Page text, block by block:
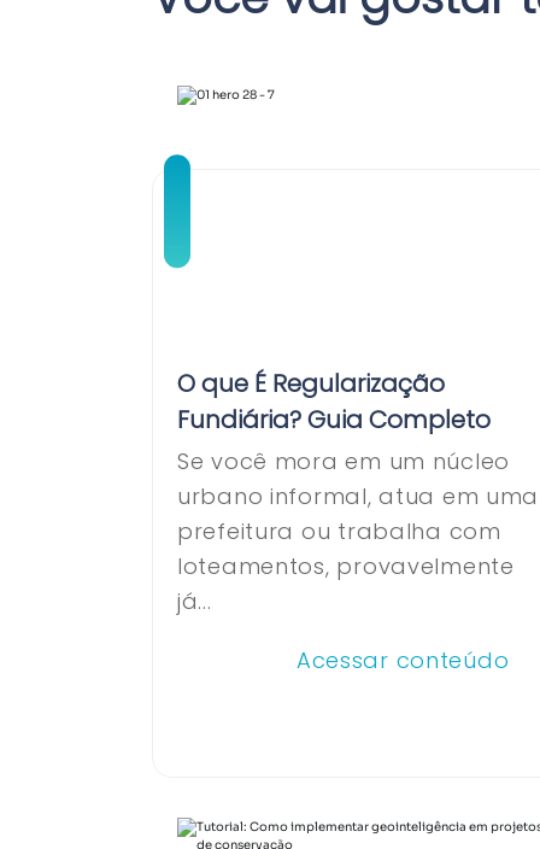
O que É Regularização
Fundiária? Guia Completo
Se você mora em um núcleo
urbano informal, atua em uma
prefeitura ou trabalha com
loteamentos, provavelmente
já...
Acessar conteúdo